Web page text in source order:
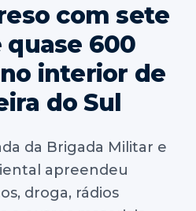
com sete
quase 600
interior de
do Sul
da Brigada Militar e
apreendeu
droga, rádios